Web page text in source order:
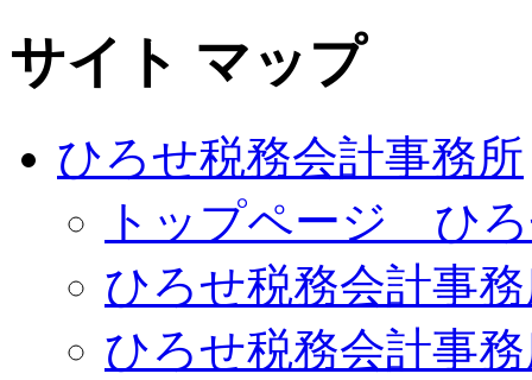
サイト マップ
ひろせ税務会計事務所
トップページ ひ
ひろせ税務会計事
ひろせ税務会計事